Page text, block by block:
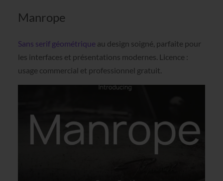
Manrope
Sans serif géométriqueau design soigné, parfaite pour
les interfaces et présentations modernes. Licence :
usage commercial et professionnel gratuit.